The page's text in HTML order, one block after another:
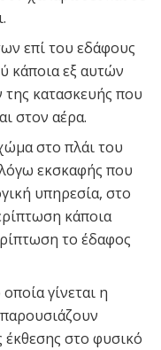
επί του εδάφους
κάποια εξ αυτών
κατασκευής που
στον αέρα.
στο πλάι του
εκσκαφής που
υπηρεσία, στο
κάποια
το έδαφος
γίνεται η
στο φυσικό